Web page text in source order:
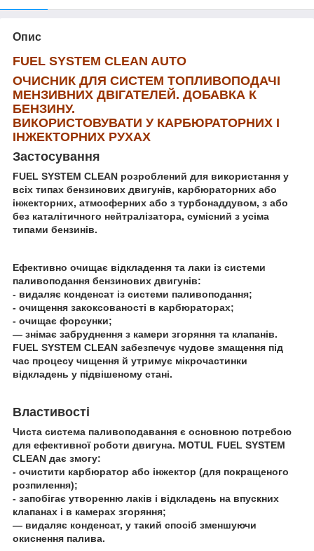
Опис
FUEL SYSTEM CLEAN AUTO
ОЧИСНИК ДЛЯ СИСТЕМ ТОПЛИВОПОДАЧІ
МЕНЗИВНИХ ДВІГАТЕЛЕЙ. ДОБАВКА К
БЕНЗИНУ.
ВИКОРИСТОВУВАТИ У КАРБЮРАТОРНИХ І
ІНЖЕКТОРНИХ РУХАХ
Застосування
FUEL SYSTEM CLEAN розроблений для використання у
всіх типах бензинових двигунів, карбюраторних або
інжекторних, атмосферних або з турбонаддувом, з або
без каталітичного нейтралізатора, сумісний з усіма
типами бензинів.
Ефективно очищає відкладення та лаки із системи
паливоподання бензинових двигунів:
- видаляє конденсат із системи паливоподання;
- очищення закоксованості в карбюраторах;
- очищає форсунки;
— знімає забруднення з камери згоряння та клапанів.
FUEL SYSTEM CLEAN забезпечує чудове змащення під
час процесу чищення й утримує мікрочастинки
відкладень у підвішеному стані.
Властивості
Чиста система паливоподавання є основною потребою
для ефективної роботи двигуна. MOTUL FUEL SYSTEM
CLEAN дає змогу:
- очистити карбюратор або інжектор (для покращеного
розпилення);
- запобігає утворенню лаків і відкладень на впускних
клапанах і в камерах згоряння;
— видаляє конденсат, у такий спосіб зменшуючи
окиснення палива.